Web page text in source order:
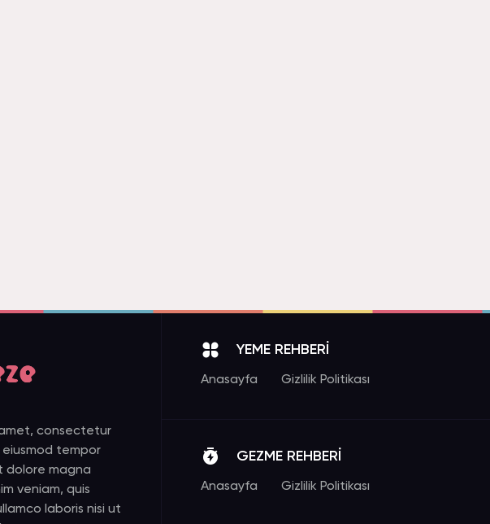
consectetur
tempor
dolore magna
veniam, quis
laboris nisi ut
YEME REHBERİ
Anasayfa Gizlilik Politikası
GEZME REHBERİ
Anasayfa Gizlilik Politikası